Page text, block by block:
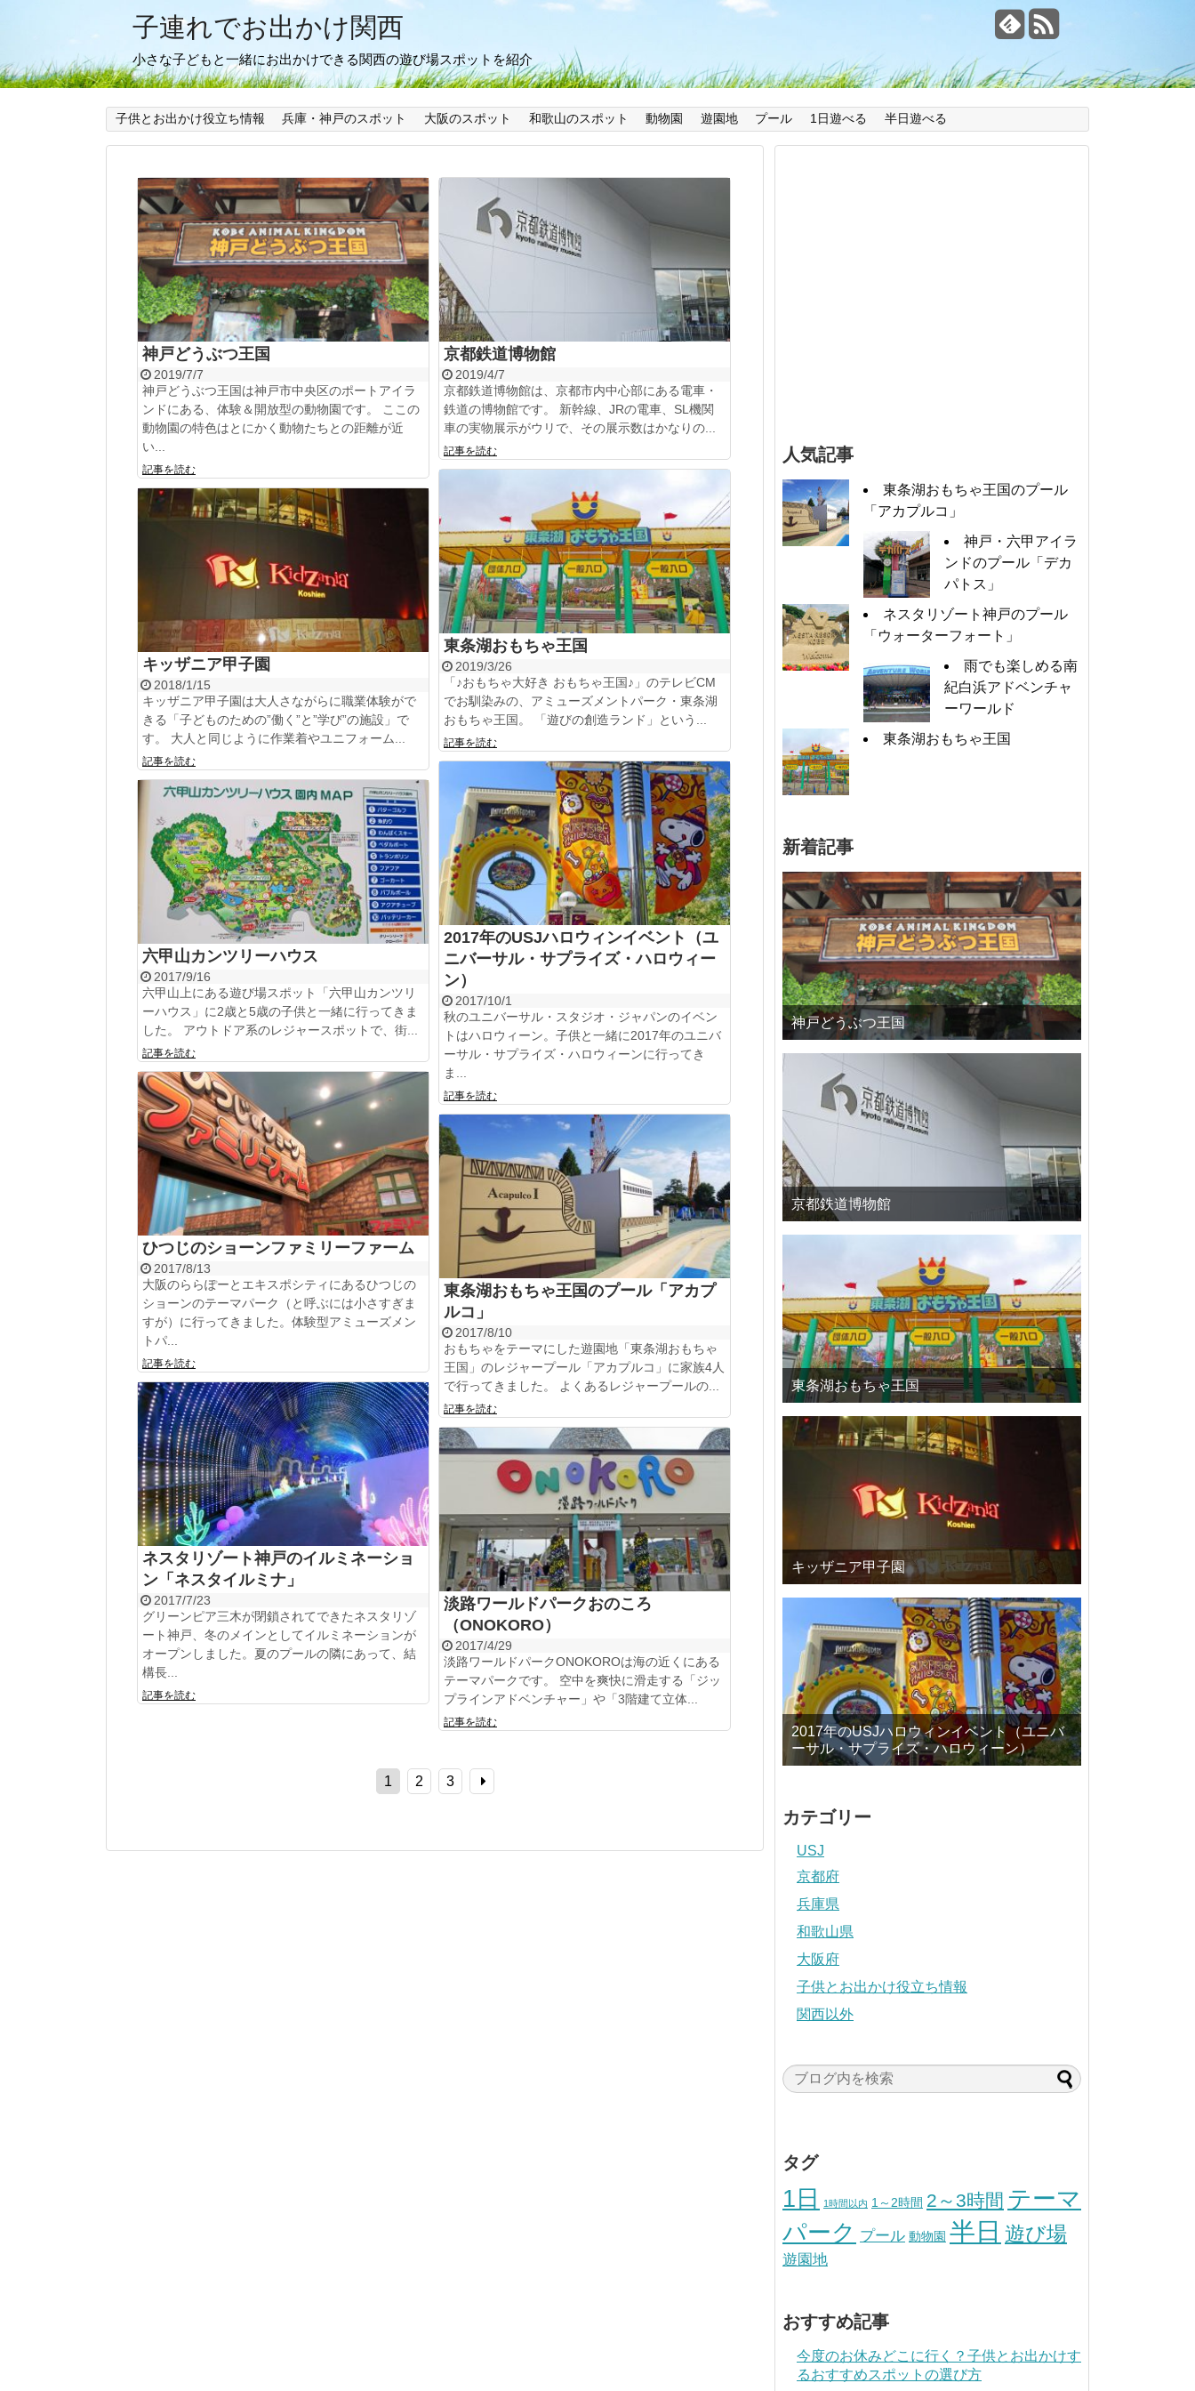
子連れでお出かけ関西
小さな子どもと一緒にお出かけできる関西の遊び場スポットを紹介
子供とお出かけ役立ち情報 兵庫・神戸のスポット 大阪のスポット 和歌山のスポット 動物園 遊園地 プール 1日遊べる 半日遊べる
神戸どうぶつ王国
2019/7/7
神戸どうぶつ王国は神戸市中央区のポートアイラ
ンドにある、体験＆開放型の動物園です。 ここの
動物園の特色はとにかく動物たちとの距離が近
い...
記事を読む
京都鉄道博物館
2019/4/7
京都鉄道博物館は、京都市内中心部にある電車・
鉄道の博物館です。 新幹線、JRの電車、SL機関
車の実物展示がウリで、その展示数はかなりの...
記事を読む
東条湖おもちゃ王国
2019/3/26
「♪おもちゃ大好き おもちゃ王国♪」のテレビCM
でお馴染みの、アミューズメントパーク・東条湖
おもちゃ王国。 「遊びの創造ランド」という...
記事を読む
キッザニア甲子園
2018/1/15
キッザニア甲子園は大人さながらに職業体験がで
きる「子どものための”働く”と”学び”の施設」で
す。 大人と同じように作業着やユニフォーム...
記事を読む
2017年のUSJハロウィンイベント（ユ
ニバーサル・サプライズ・ハロウィー
ン）
2017/10/1
秋のユニバーサル・スタジオ・ジャパンのイベン
トはハロウィーン。子供と一緒に2017年のユニバ
ーサル・サプライズ・ハロウィーンに行ってき
ま...
記事を読む
六甲山カンツリーハウス
2017/9/16
六甲山上にある遊び場スポット「六甲山カンツリ
ーハウス」に2歳と5歳の子供と一緒に行ってきま
した。 アウトドア系のレジャースポットで、街...
記事を読む
ひつじのショーンファミリーファーム
2017/8/13
大阪のららぽーとエキスポシティにあるひつじの
ショーンのテーマパーク（と呼ぶには小さすぎま
すが）に行ってきました。体験型アミューズメン
トパ...
記事を読む
東条湖おもちゃ王国のプール「アカプ
ルコ」
2017/8/10
おもちゃをテーマにした遊園地「東条湖おもちゃ
王国」のレジャープール「アカプルコ」に家族4人
で行ってきました。 よくあるレジャープールの...
記事を読む
ネスタリゾート神戸のイルミネーショ
ン「ネスタイルミナ」
2017/7/23
グリーンピア三木が閉鎖されてできたネスタリゾ
ート神戸、冬のメインとしてイルミネーションが
オープンしました。夏のプールの隣にあって、結
構長...
記事を読む
淡路ワールドパークおのころ
（ONOKORO）
2017/4/29
淡路ワールドパークONOKOROは海の近くにある
テーマパークです。 空中を爽快に滑走する「ジッ
プラインアドベンチャー」や「3階建て立体...
記事を読む
1 2 3
人気記事
東条湖おもちゃ王国のプール
「アカプルコ」
神戸・六甲アイラ
ンドのプール「デカ
パトス」
ネスタリゾート神戸のプール
「ウォーターフォート」
雨でも楽しめる南
紀白浜アドベンチャ
ーワールド
東条湖おもちゃ王国
新着記事
神戸どうぶつ王国
京都鉄道博物館
東条湖おもちゃ王国
キッザニア甲子園
2017年のUSJハロウィンイベント（ユニバ
ーサル・サプライズ・ハロウィーン）
カテゴリー
USJ
京都府
兵庫県
和歌山県
大阪府
子供とお出かけ役立ち情報
関西以外
タグ
1日 1時間以内 1～2時間 2～3時間 テーマ
パーク プール 動物園 半日 遊び場
遊園地
おすすめ記事
今度のお休みどこに行く？子供とお出かけす
るおすすめスポットの選び方